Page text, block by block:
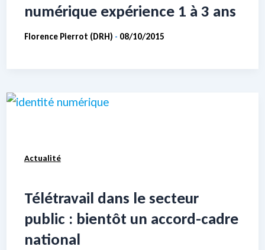
numérique expérience 1 à 3 ans
Florence Pierrot (DRH) - 08/10/2015
Actualité
Télétravail dans le secteur
public : bientôt un accord-cadre
national